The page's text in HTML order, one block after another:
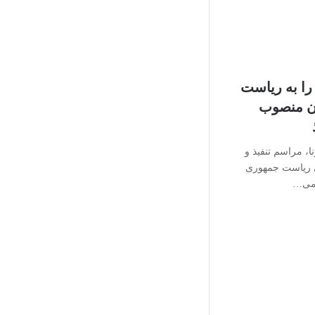
را به ریاست
منصوب
مراسم تنفیذ و
ریاست جمهوری